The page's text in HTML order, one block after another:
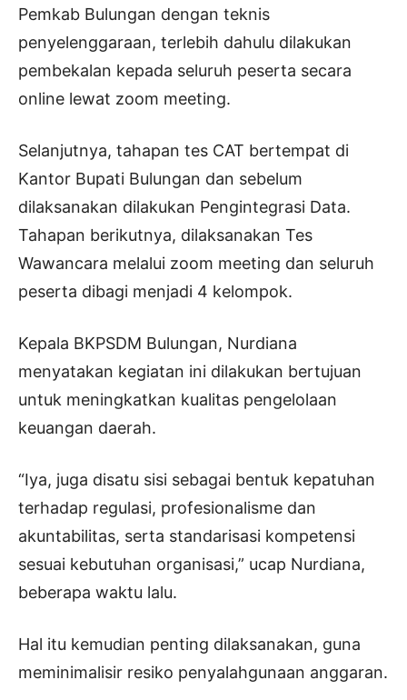
Pemkab Bulungan dengan teknis
penyelenggaraan, terlebih dahulu dilakukan
pembekalan kepada seluruh peserta secara
online lewat zoom meeting.
Selanjutnya, tahapan tes CAT bertempat di
Kantor Bupati Bulungan dan sebelum
dilaksanakan dilakukan Pengintegrasi Data.
Tahapan berikutnya, dilaksanakan Tes
Wawancara melalui zoom meeting dan seluruh
peserta dibagi menjadi 4 kelompok.
Kepala BKPSDM Bulungan, Nurdiana
menyatakan kegiatan ini dilakukan bertujuan
untuk meningkatkan kualitas pengelolaan
keuangan daerah.
“Iya, juga disatu sisi sebagai bentuk kepatuhan
terhadap regulasi, profesionalisme dan
akuntabilitas, serta standarisasi kompetensi
sesuai kebutuhan organisasi,” ucap Nurdiana,
beberapa waktu lalu.
Hal itu kemudian penting dilaksanakan, guna
meminimalisir resiko penyalahgunaan anggaran.